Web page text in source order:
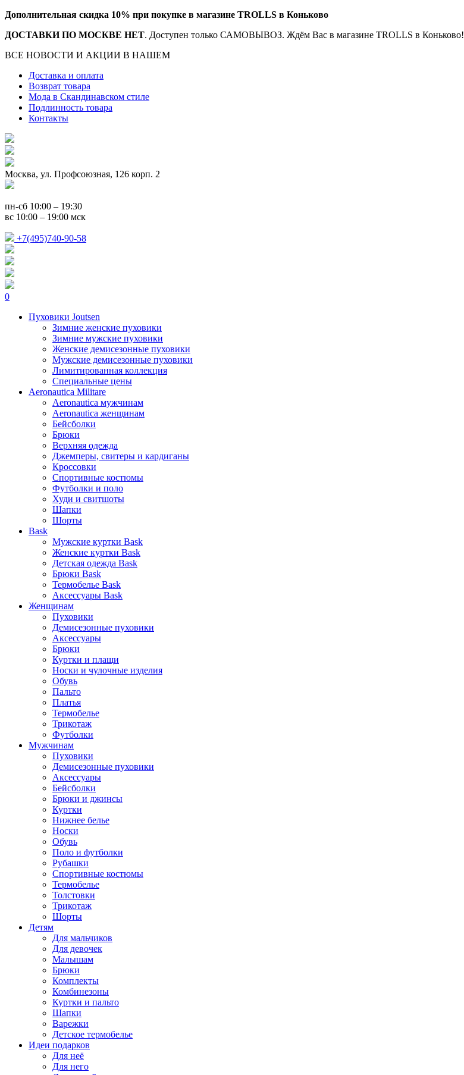
Дополнительная скидка 10% при покупке в магазине TROLLS в Коньково
ДОСТАВКИ ПО МОСКВЕ НЕТ. Доступен только САМОВЫВОЗ. Ждём Вас в магазине TROLLS в Коньково!
ВСЕ НОВОСТИ И АКЦИИ В НАШЕМ
Доставка и оплата
Возврат товара
Мода в Скандинавском стиле
Подлинность товара
Контакты
Москва, ул. Профсоюзная, 126 корп. 2
пн-сб 10:00 – 19:30
вс 10:00 – 19:00 мск
+7(495)740-90-58
0
Пуховики Joutsen
Зимние женские пуховики
Зимние мужские пуховики
Женские демисезонные пуховики
Мужские демисезонные пуховики
Лимитированная коллекция
Специальные цены
Aeronautica Militare
Aeronautica мужчинам
Aeronautica женщинам
Бейсболки
Брюки
Верхняя одежда
Джемперы, свитеры и кардиганы
Кроссовки
Спортивные костюмы
Футболки и поло
Худи и свитшоты
Шапки
Шорты
Bask
Мужские куртки Bask
Женские куртки Bask
Детская одежда Bask
Брюки Bask
Термобелье Bask
Аксессуары Bask
Женщинам
Пуховики
Демисезонные пуховики
Аксессуары
Брюки
Куртки и плащи
Носки и чулочные изделия
Обувь
Пальто
Платья
Термобелье
Трикотаж
Футболки
Мужчинам
Пуховики
Демисезонные пуховики
Аксессуары
Бейсболки
Брюки и джинсы
Куртки
Нижнее белье
Носки
Обувь
Поло и футболки
Рубашки
Спортивные костюмы
Термобелье
Толстовки
Трикотаж
Шорты
Детям
Для мальчиков
Для девочек
Малышам
Брюки
Комплекты
Комбинезоны
Куртки и пальто
Шапки
Варежки
Детское термобелье
Идеи подарков
Для неё
Для него